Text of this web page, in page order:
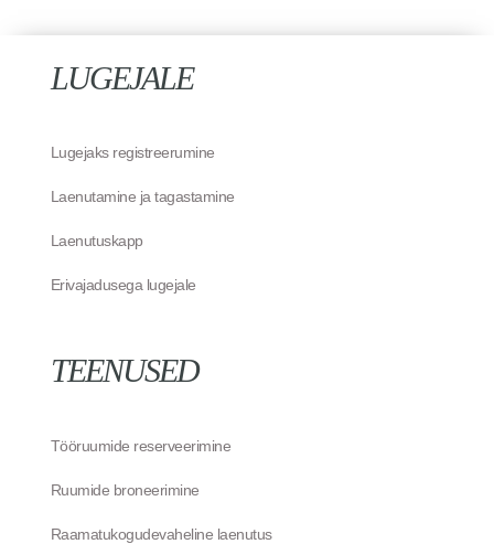
LUGEJALE
Lugejaks registreerumine
Laenutamine ja tagastamine
Laenutuskapp
Erivajadusega lugejale
TEENUSED
Tööruumide reserveerimine
Ruumide broneerimine
Raamatukogudevaheline laenutus